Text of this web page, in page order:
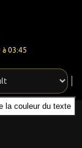
03:45
de la couleur du texte